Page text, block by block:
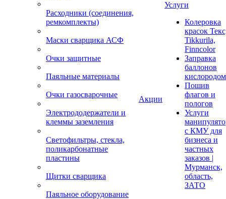
Расходники (соединения,
ремкомплекты)
Маски сварщика АСФ
Очки защитные
Паяльные материалы
Очки газосварочные
Электрододержатели и
клеммы заземления
Светофильтры, стекла,
поликарбонатные
пластины
Щитки сварщика
Паяльное оборудование
Акции
Услуги
Колеровка
красок
Tikkurila,
Finncolor
Заправка
баллонов
кислородом
Пошив
флагов и
пологов
Услуги
с КМУ для
бизнеса и
частных
заказов |
Мурманск,
область,
ЗАТО